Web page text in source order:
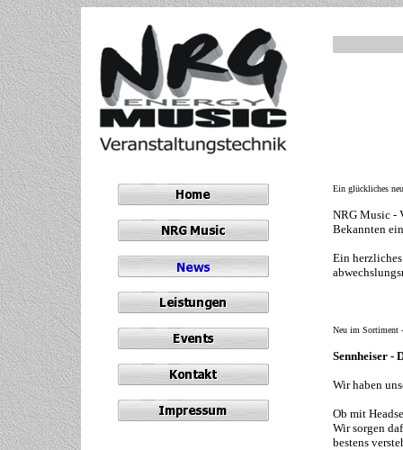
Ein glückliches
NRG Music -
Bekannten
Ein
Neu im Sortiment
Sennheiser -
Wir haben
Ob mit
Wir sorgen
bestens